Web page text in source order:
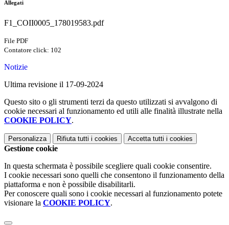
Allegati
F1_COII0005_178019583.pdf
File PDF
Contatore click: 102
Notizie
Ultima revisione il 17-09-2024
Questo sito o gli strumenti terzi da questo utilizzati si avvalgono di
cookie necessari al funzionamento ed utili alle finalità illustrate nella
COOKIE POLICY.
Personalizza Rifiuta tutti i cookies Accetta tutti i cookies
Gestione cookie
In questa schermata è possibile scegliere quali cookie consentire.
I cookie necessari sono quelli che consentono il funzionamento della
piattaforma e non è possibile disabilitarli.
Per conoscere quali sono i cookie necessari al funzionamento potete
visionare la COOKIE POLICY.